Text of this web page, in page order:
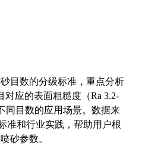
目数的分级标准，重点分析
对应的表面粗糙度（Ra 3.2-
同目数的应用场景。数据来
准和行业实践，帮助用户根
砂参数。